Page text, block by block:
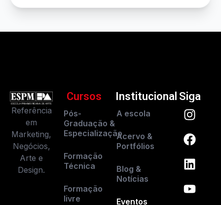
Referência
em
Marketing,
Negócios,
Arte e
Design.
Cursos
Pós-
Graduação &
Especialização
Formação
Técnica
Formação
livre
Institucional
A escola
Acervo &
Portfólios
Blog &
Notícias
Eventos
Siga